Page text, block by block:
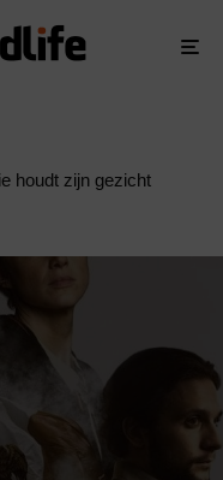
houdt zijn gezicht